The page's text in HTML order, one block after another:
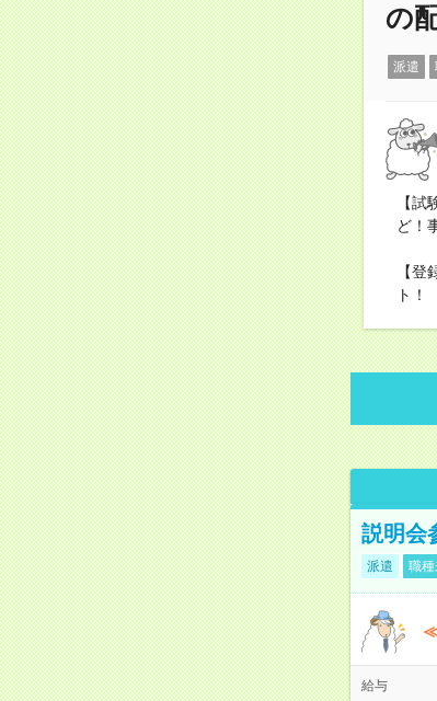
の
派遣
【
ど！
【
ト！
説明会
派遣 職種
≪
給与